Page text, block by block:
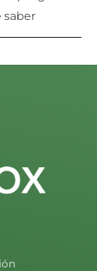
saber